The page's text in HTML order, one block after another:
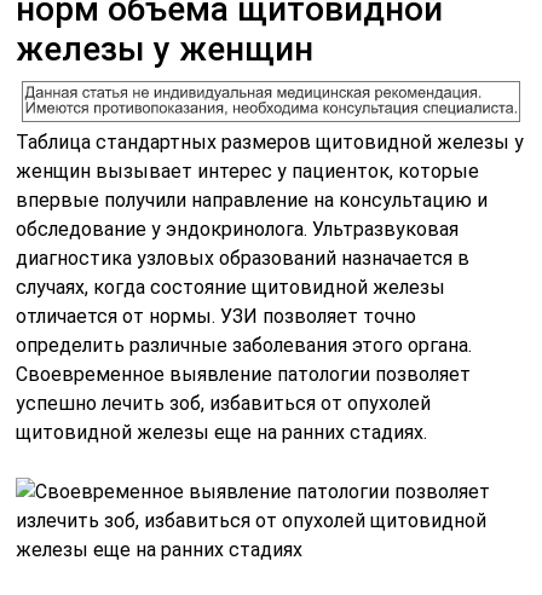
норм объема щитовидной
железы у женщин
Таблица стандартных размеров щитовидной железы у
женщин вызывает интерес у пациенток, которые
впервые получили направление на консультацию и
обследование у эндокринолога. Ультразвуковая
диагностика узловых образований назначается в
случаях, когда состояние щитовидной железы
отличается от нормы. УЗИ позволяет точно
определить различные заболевания этого органа.
Своевременное выявление патологии позволяет
успешно лечить зоб, избавиться от опухолей
щитовидной железы еще на ранних стадиях.